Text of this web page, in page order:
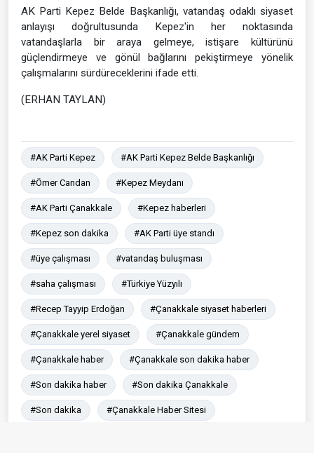
AK Parti Kepez Belde Başkanlığı, vatandaş odaklı siyaset
anlayışı doğrultusunda Kepez'in her noktasında
vatandaşlarla bir araya gelmeye, istişare kültürünü
güçlendirmeye ve gönül bağlarını pekiştirmeye yönelik
çalışmalarını sürdüreceklerini ifade etti.
(ERHAN TAYLAN)
#AK Parti Kepez #AK Parti Kepez Belde Başkanlığı
#Ömer Candan #Kepez Meydanı
#AK Parti Çanakkale #Kepez haberleri
#Kepez son dakika #AK Parti üye standı
#üye çalışması #vatandaş buluşması
#saha çalışması #Türkiye Yüzyılı
#Recep Tayyip Erdoğan #Çanakkale siyaset haberleri
#Çanakkale yerel siyaset #Çanakkale gündem
#Çanakkale haber #Çanakkale son dakika haber
#Son dakika haber #Son dakika Çanakkale
#Son dakika #Çanakkale Haber Sitesi